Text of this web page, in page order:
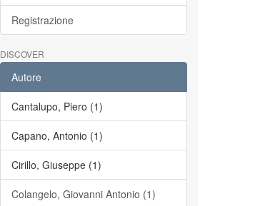
Registrazione
DISCOVER
Autore
Cantalupo, Piero (1)
Capano, Antonio (1)
Cirillo, Giuseppe (1)
Colangelo, Giovanni Antonio (1)